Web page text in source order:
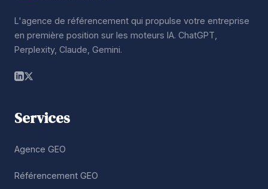
L'agence de référencement qui propulse votre entreprise
en première position sur les moteurs IA. ChatGPT,
Perplexity, Claude, Gemini.
Services
Agence GEO
Référencement GEO